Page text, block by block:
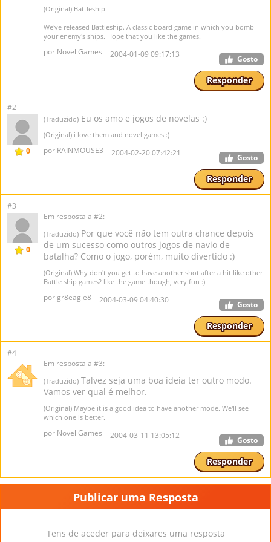
(Original) Battleship
We've released Battleship. A classic board game in which you bomb
your enemy's ships. Hope that you like the games.
por Novel Games 2004-01-09 09:17:13 Gosto
Responder
#2
0
(Traduzido) Eu os amo e jogos de novelas :)
(Original) i love them and novel games :)
por RAINMOUSE3 2004-02-20 07:42:21 Gosto
Responder
#3
0
Em resposta a #2:
(Traduzido) Por que você não tem outra chance depois
de um sucesso como outros jogos de navio de
batalha? Como o jogo, porém, muito divertido :)
(Original) Why don't you get to have another shot after a hit like other
Battle ship games? like the game though, very fun :)
por gr8eagle8 2004-03-09 04:40:30 Gosto
Responder
#4
Em resposta a #3:
(Traduzido) Talvez seja uma boa ideia ter outro modo.
Vamos ver qual é melhor.
(Original) Maybe it is a good idea to have another mode. We'll see
which one is better.
por Novel Games 2004-03-11 13:05:12 Gosto
Responder
Publicar uma Resposta
Tens de aceder para deixares uma resposta